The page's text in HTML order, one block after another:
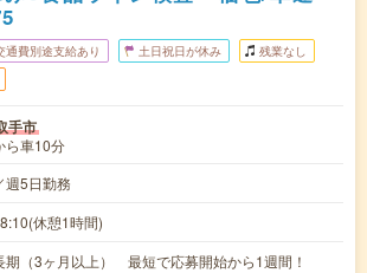
通費別途支給あり 土日祝日が休み 残業なし
手市
ら車10分
週5日勤務
休憩1時間)
期（3ヶ月以上） 最短で応募開始から1週間！